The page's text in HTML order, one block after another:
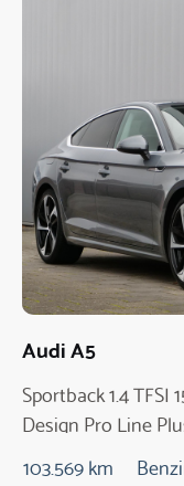
Audi A5
Sportback 1.4 TFSI
Design Pro Line
Automaat
103.569 km